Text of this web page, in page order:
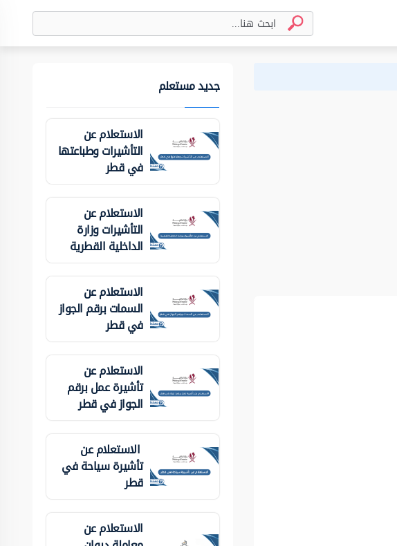
جديد مستعلم
الاستعلام عن
التأشيرات وطباعتها
في قطر
الاستعلام عن
التأشيرات وزارة
الداخلية ‏القطرية
الاستعلام عن
السمات برقم الجواز
في قطر
الاستعلام عن
تأشيرة عمل برقم
الجواز في قطر
الاستعلام عن
تأشيرة سياحة في
قطر
الاستعلام عن